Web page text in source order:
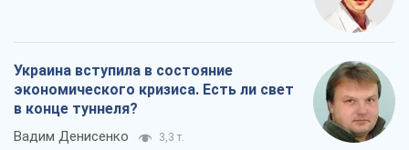
Украина вступила в состояние
экономического кризиса. Есть ли свет
в конце туннеля?
Вадим Денисенко 3,3 т.